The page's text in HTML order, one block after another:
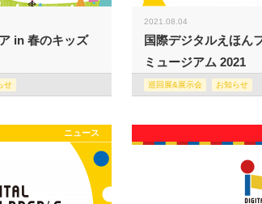
in 春のキッズ
せ
2021.08.04
国際デジタルえほん
ミュージアム 2021
巡回展&展示会 お知らせ
ニュース